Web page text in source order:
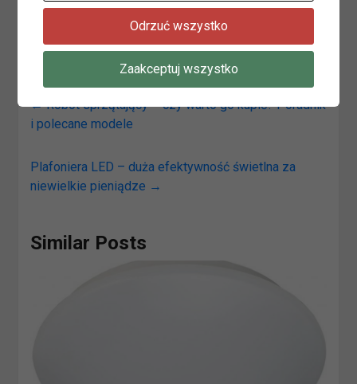
fotel dopasowany do swoich potrzeb.
←Robot sprzątający – czy warto go kupić? Poradnik
i polecane modele
Plafoniera LED – duża efektywność świetlna za
niewielkie pieniądze →
Similar Posts
Odrzuć wszystko
Zaakceptuj wszystko